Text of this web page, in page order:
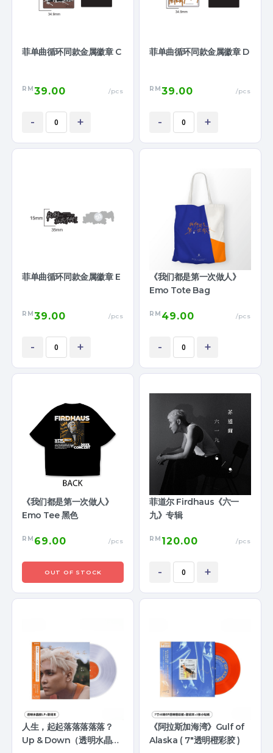
菲单曲循环同款金属徽章 C
RM39.00 /pcs
- +
菲单曲循环同款金属徽章 D
RM39.00 /pcs
- +
菲单曲循环同款金属徽章 E
RM39.00 /pcs
- +
《我们都是第一次做人》
Emo Tote Bag
RM 49.00 /pcs
- +
《我们都是第一次做人》
Emo Tee 黑色
RM 69.00 /pcs
OUT OF STOCK
菲道尔 Firdhaus《六一
九》专辑
RM 120.00 /pcs
- +
人生，起起落落落落落？
Up & Down（透明水晶胶
《阿拉斯加海湾》Gulf of
Alaska ( 7"透明橙彩胶 )